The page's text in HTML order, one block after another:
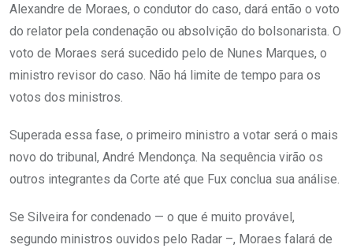
Alexandre de Moraes, o condutor do caso, dará então o voto
do relator pela condenação ou absolvição do bolsonarista. O
voto de Moraes será sucedido pelo de Nunes Marques, o
ministro revisor do caso. Não há limite de tempo para os
votos dos ministros.
Superada essa fase, o primeiro ministro a votar será o mais
novo do tribunal, André Mendonça. Na sequência virão os
outros integrantes da Corte até que Fux conclua sua análise.
Se Silveira for condenado — o que é muito provável,
segundo ministros ouvidos pelo Radar –, Moraes falará de